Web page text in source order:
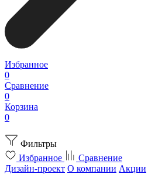
Избранное
0
Сравнение
0
Корзина
0
Фильтры
Избранное
Сравнение
Дизайн-проект О компании Акции